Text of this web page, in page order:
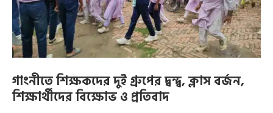
গাংনীতে শিক্ষকদের দুই গ্রুপের দ্বন্দ্ব, ক্লাস বর্জন,
শিক্ষার্থীদের বিক্ষোভ ও প্রতিবাদ